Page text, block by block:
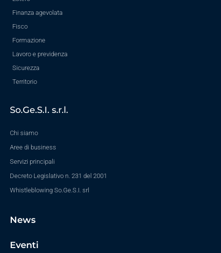
Finanza agevolata
Fisco
Formazione
Lavoro e previdenza
Sicurezza
Territorio
So.Ge.S.I. s.r.l.
Chi siamo
Aree di business
Servizi principali
Decreto Legislativo n. 231 del 2001
Whistleblowing So.Ge.S.I. srl
News
Eventi